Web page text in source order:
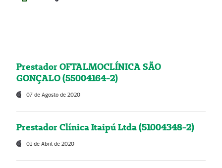
Prestador OFTALMOCLÍNICA SÃO
GONÇALO (55004164-2)
07 de Agosto de 2020
Prestador Clínica Itaipú Ltda (51004348-2)
01 de Abril de 2020